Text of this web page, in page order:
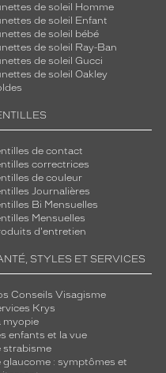
de soleil Homme
de soleil Enfant
de soleil bébé
de soleil Ray-Ban
de soleil Gucci
de soleil Oakley
de contact
correctrices
de couleur
Journalières
Bi Mensuelles
Mensuelles
d'entretien
STYLES ET SERVICES
Conseils Visagisme
Krys
myopie
enfants et la vue
strabisme
glaucome : symptômes et